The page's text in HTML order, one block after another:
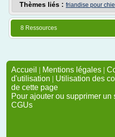
Thèmes liés : friandise pour
8 Ressources
Accueil | Mentions légales |
d'utilisation | Utilisation des
de cette page
Pour ajouter ou supprimer
CGUs